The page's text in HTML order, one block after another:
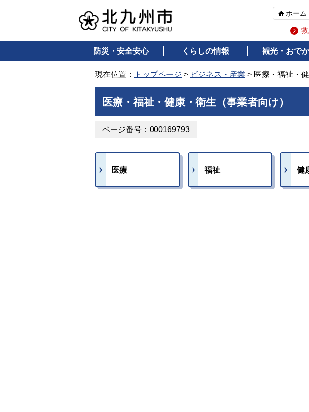
ホーム
防災・安全安心 くらしの情報 観光・おで
現在位置： トップページ > ビジネス・産業 > 医療・福祉・
医療・福祉・健康・衛生（事業者向け）
ページ番号：000169793
医療 福祉 健